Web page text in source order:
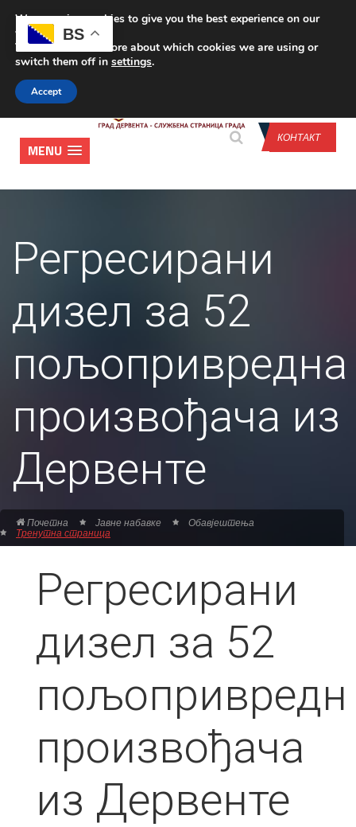
CONTACT US
КОНТАКТ
MENU
Регресирани
дизел за 52
пољопривреднa
произвођача из
Дервенте
Почетна Јавне набавке Обавјештења
Тренутна страница
Регресирани
дизел за 52
произвођача
из Дервенте
BS
We are using cookies to give you the best experience on our
website.
You can find out more about which cookies we are using or
switch them off in settings.
Accept